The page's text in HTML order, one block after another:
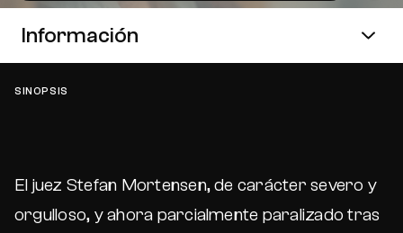
Información
SINOPSIS
El juez Stefan Mortensen, de carácter severo y
orgulloso, y ahora parcialmente paralizado tras